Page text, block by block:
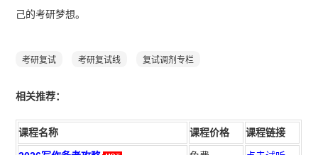
己的考研梦想。
考研复试 考研复试线 复试调剂专栏
相关推荐：
课程名称 课程价格 课程链接